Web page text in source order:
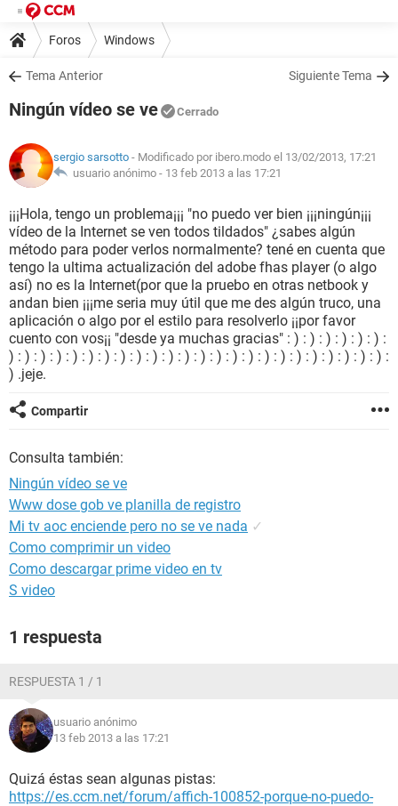
Foros Windows
Tema Anterior Siguiente Tema
Ningún vídeo se ve Cerrado
sergio sarsotto - Modificado por ibero.modo el 13/02/2013, 17:21
usuario anónimo - 13 feb 2013 a las 17:21
¡¡¡Hola, tengo un problema¡¡¡ "no puedo ver bien ¡¡¡ningún¡¡¡
vídeo de la Internet se ven todos tildados" ¿sabes algún
método para poder verlos normalmente? tené en cuenta que
tengo la ultima actualización del adobe fhas player (o algo
así) no es la Internet(por que la pruebo en otras netbook y
andan bien ¡¡¡me seria muy útil que me des algún truco, una
aplicación o algo por el estilo para resolverlo ¡¡por favor
cuento con vos¡¡ "desde ya muchas gracias" : ) : ) : ) : ) : ) : ) :
) : ) : ) : ) : ) : ) : ) : ) : ) : ) : ) : ) : ) : ) : ) : ) : ) : ) : ) : ) : ) : ) : ) : ) :
) .jeje.
Compartir
Consulta también:
Ningún vídeo se ve
Www dose gob ve planilla de registro
Mi tv aoc enciende pero no se ve nada ✓
Como comprimir un video
Como descargar prime video en tv
S video
1 respuesta
RESPUESTA 1 / 1
usuario anónimo
13 feb 2013 a las 17:21
Quizá éstas sean algunas pistas:
https://es.ccm.net/forum/affich-100852-porque-no-puedo-